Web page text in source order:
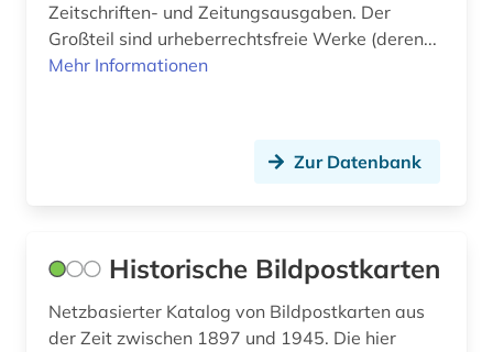
christliche kunst (4)
comic (2)
copyright (1)
Zeitschriften- und Zeitungsausgaben. Der
Großteil sind urheberrechtsfreie Werke (deren...
Mehr Informationen
Zur Datenbank
Historische Bildpostkarten
Netzbasierter Katalog von Bildpostkarten aus
der Zeit zwischen 1897 und 1945. Die hier